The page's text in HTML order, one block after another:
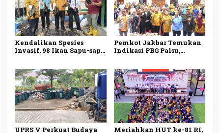
Kendalikan Spesies
Invasif, 98 Ikan Sapu-sapu
Pemkot Jakbar Temukan
Indikasi PBG Palsu,
UPRS V Perkuat Budaya
Meriahkan HUT ke-81 RI,